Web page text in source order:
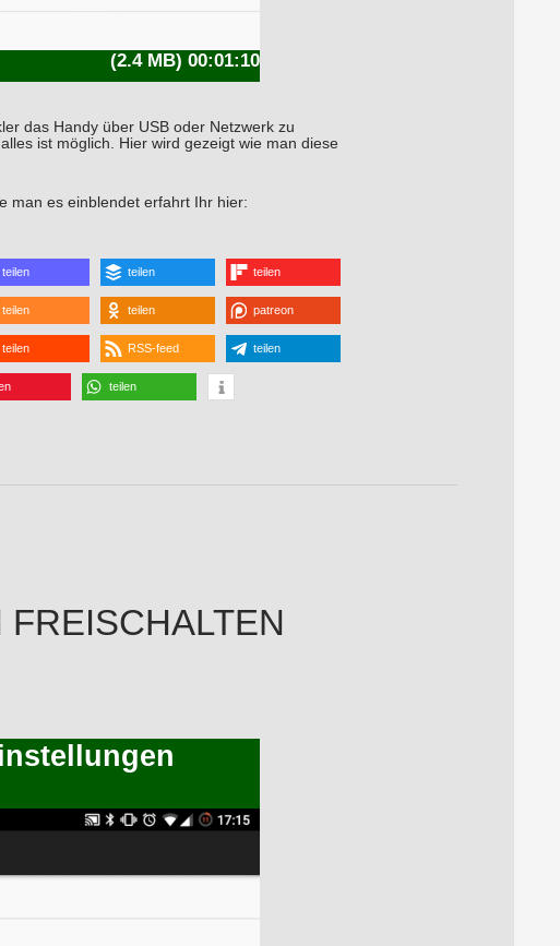
(2.4 MB) 00:01:10
das Handy über USB oder Netzwerk zu
ist möglich. Hier wird gezeigt wie man diese
man es einblendet erfahrt Ihr hier:
teilen teilen teilen
teilen teilen patreon
teilen RSS-feed teilen
teilen